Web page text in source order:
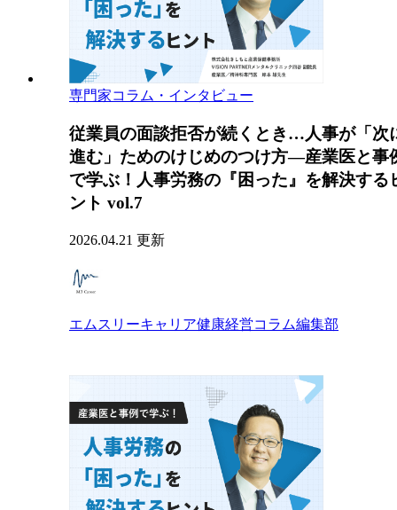
専門家コラム・インタビュー
従業員の面談拒否が続くとき…人事が「次
進む」ためのけじめのつけ方―産業医と事
で学ぶ！人事労務の『困った』を解決する
ント vol.7
2026.04.21 更新
エムスリーキャリア健康経営コラム編集部